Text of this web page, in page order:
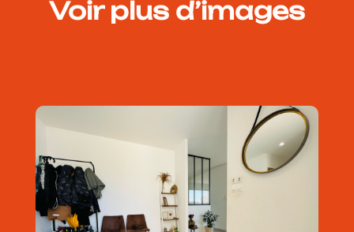
Voir plus d’images